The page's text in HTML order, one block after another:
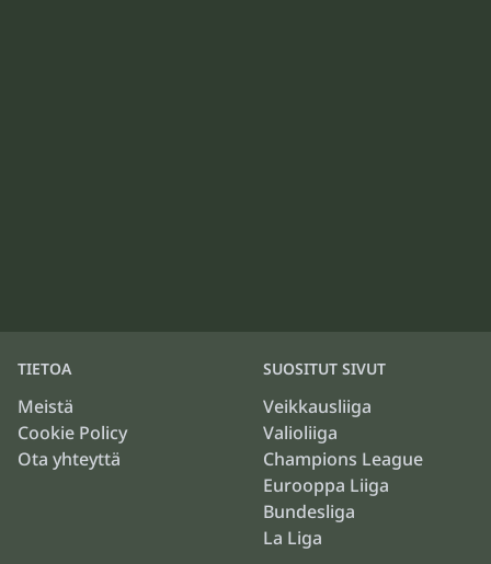
TIETOA
Meistä
Cookie Policy
Ota yhteyttä
SUOSITUT SIVUT
Veikkausliiga
Valioliiga
Champions League
Eurooppa Liiga
Bundesliga
La Liga